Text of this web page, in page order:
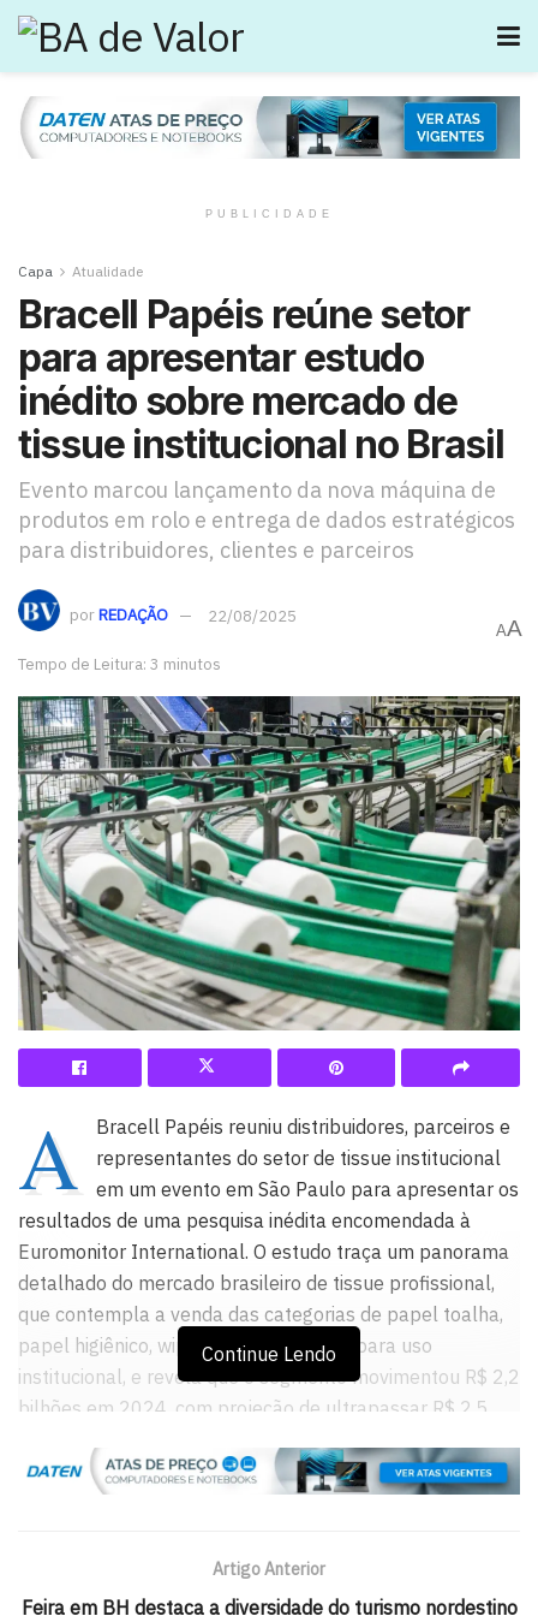
PUBLICIDADE
Capa Atualidade
Bracell Papéis reúne setor
para apresentar estudo
inédito sobre mercado de
tissue institucional no Brasil
Evento marcou lançamento da nova máquina de
produtos em rolo e entrega de dados estratégicos
para distribuidores, clientes e parceiros
porREDAÇÃO 22/08/2025
Tempo de Leitura: 3 minutos
AA
A
Bracell Papéis reuniu distribuidores, parceiros e
representantes do setor de tissue institucional
em um evento em São Paulo para apresentar os
resultados de uma pesquisa inédita encomendada à
Euromonitor International. O estudo traça um panorama
detalhado do mercado brasileiro de tissue profissional,
que contempla a venda das categorias de papel toalha,
papel higiênico, wipers e guardanapos para uso
institucional, e revela que o segmento movimentou R$ 2,2
bilhões em 2024, com projeção de ultrapassar R$ 2,5
“Trata-se de um levantamento inédito no setor de papéis,
buscávamos não apenas rigor metodológico, mas
Continue Lendo
Artigo Anterior
Feira em BH destaca a diversidade do turismo nordestino